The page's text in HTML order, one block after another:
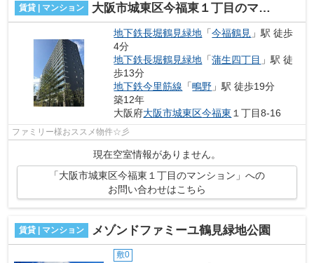
賃貸 | マンション 大阪市城東区今福東１丁目のマンション
地下鉄長堀鶴見緑地 「今福鶴見 」駅 徒歩
4分
地下鉄長堀鶴見緑地 「蒲生四丁目 」駅 徒
歩13分
地下鉄今里筋線 「鴫野 」駅 徒歩19分
築12年
大阪府大阪市城東区今福東 １丁目8-16
ファミリー様おススメ物件☆彡
現在空室情報がありません。
「大阪市城東区今福東１丁目のマンション」への
お問い合わせはこちら
賃貸 | マンション メゾンドファミーユ鶴見緑地公園
敷0